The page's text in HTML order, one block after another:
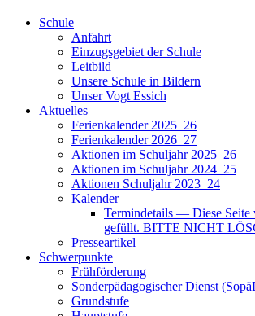
Schule
Anfahrt
Einzugsgebiet der Schule
Leitbild
Unsere Schule in Bildern
Unser Vogt Essich
Aktuelles
Ferienkalender 2025_26
Ferienkalender 2026_27
Aktionen im Schuljahr 2025_26
Aktionen im Schuljahr 2024_25
Aktionen Schuljahr 2023_24
Kalender
Termindetails — Diese
gefüllt. BITTE NICHT
Presseartikel
Schwerpunkte
Frühförderung
Sonderpädagogischer Dienst
Grundstufe